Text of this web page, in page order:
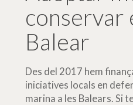
conservar
Balear
Des del 2017 hem
iniciatives locals en
marina a les Balears. Si